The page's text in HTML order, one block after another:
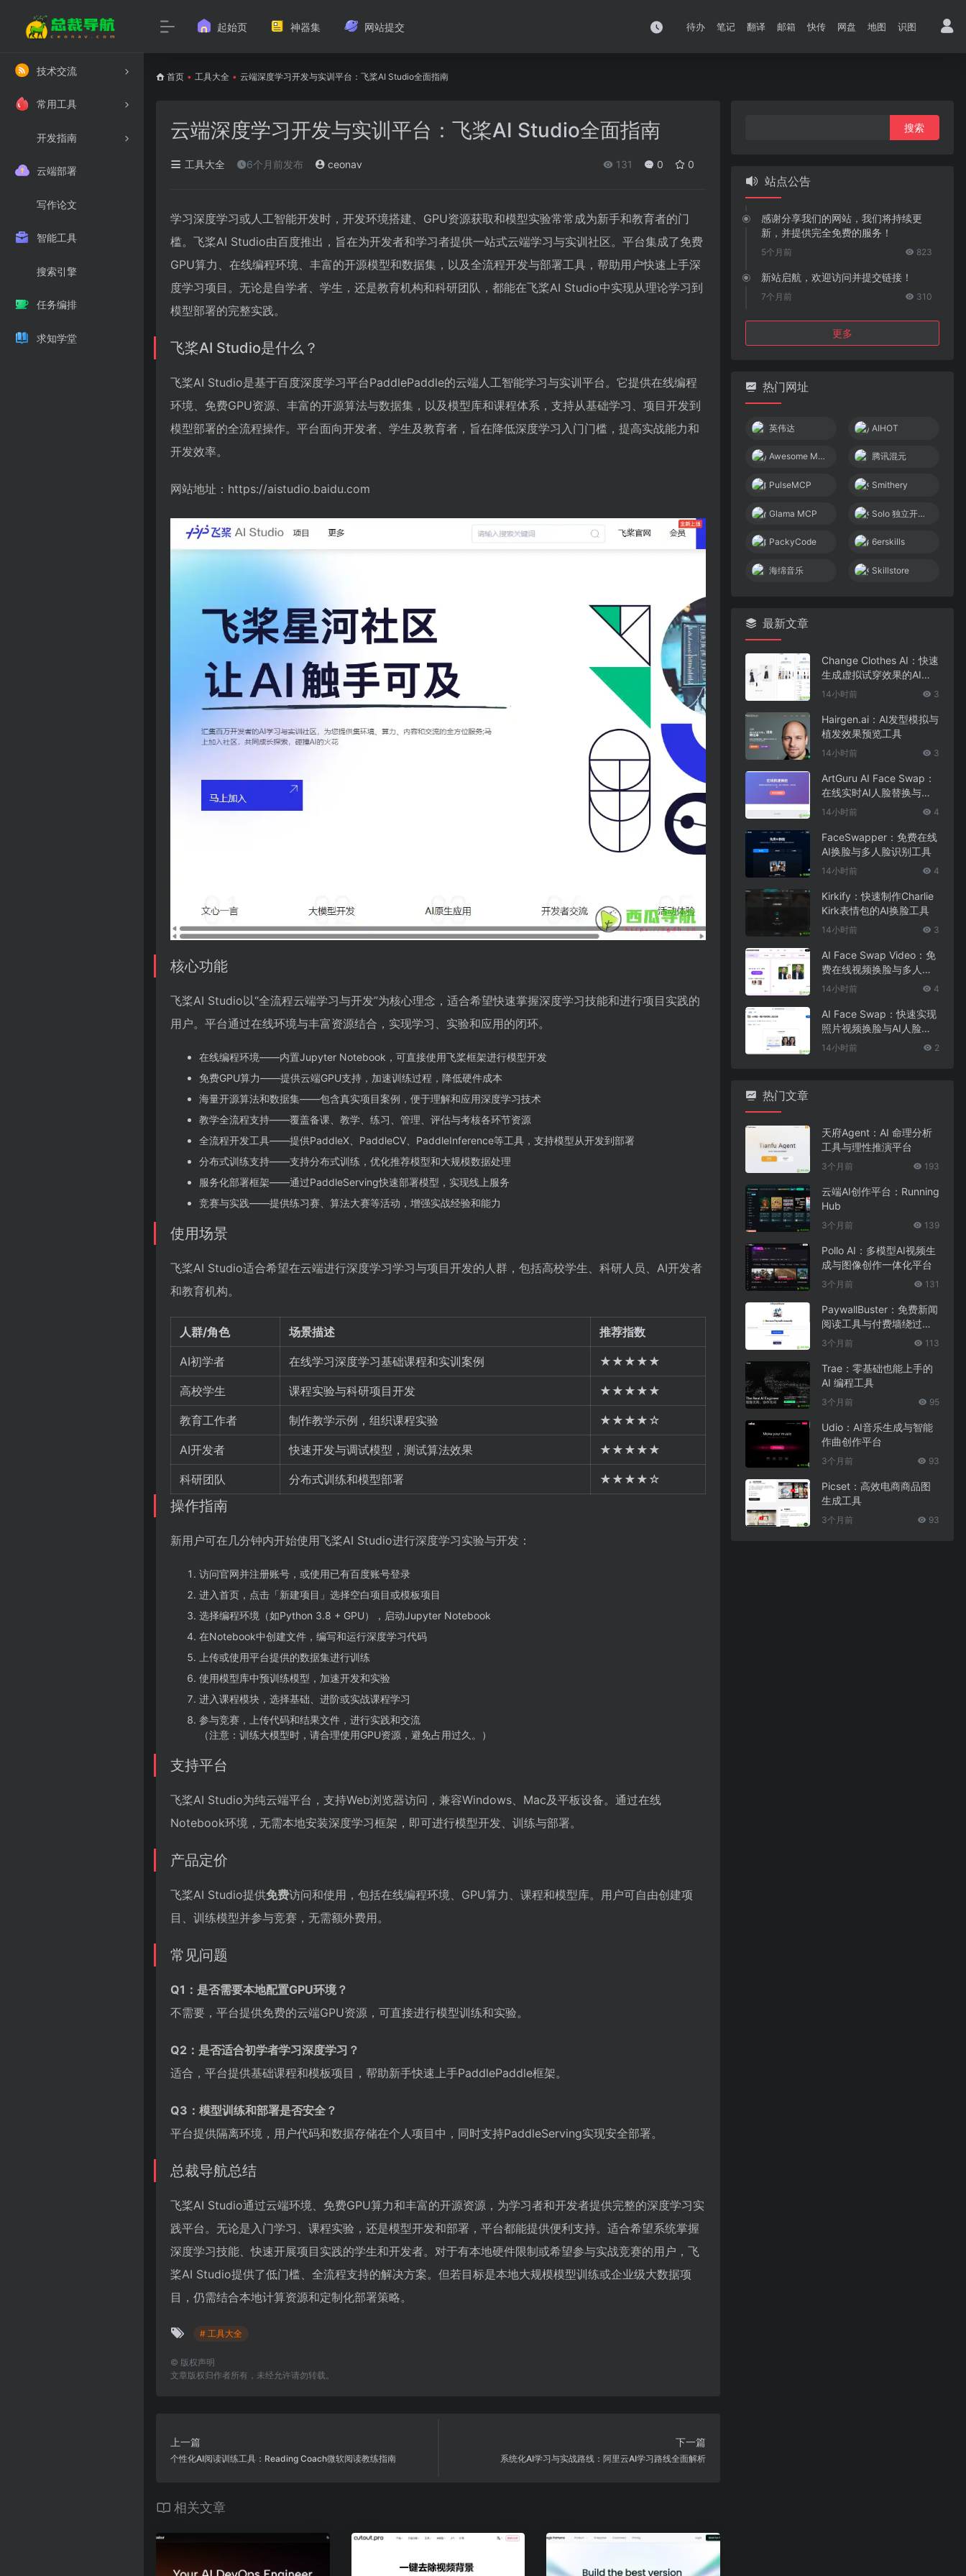
技术交流
常用工具
开发指南
云端部署
写作论文
智能工具
搜索引擎
任务编排
求知学堂
起始页 神器集 网站提交 待办 笔记 翻译 邮箱 快传 网盘 地图 识图
首页 • 工具大全 • 云端深度学习开发与实训平台：飞桨AI Studio全面指南
云端深度学习开发与实训平台：飞桨AI Studio全面指南
工具大全 6个月前发布 ceonav 131 0 0
学习深度学习或人工智能开发时，开发环境搭建、GPU资源获取和模型实验常常成为新手和教育者的门
槛。飞桨AI Studio由百度推出，旨在为开发者和学习者提供一站式云端学习与实训社区。平台集成了免费
GPU算力、在线编程环境、丰富的开源模型和数据集，以及全流程开发与部署工具，帮助用户快速上手深
度学习项目。无论是自学者、学生，还是教育机构和科研团队，都能在飞桨AI Studio中实现从理论学习到
模型部署的完整实践。
飞桨AI Studio是什么？
飞桨AI Studio是基于百度深度学习平台PaddlePaddle的云端人工智能学习与实训平台。它提供在线编程
环境、免费GPU资源、丰富的开源算法与数据集，以及模型库和课程体系，支持从基础学习、项目开发到
模型部署的全流程操作。平台面向开发者、学生及教育者，旨在降低深度学习入门门槛，提高实战能力和
开发效率。
网站地址：https://aistudio.baidu.com
核心功能
飞桨AI Studio以“全流程云端学习与开发”为核心理念，适合希望快速掌握深度学习技能和进行项目实践的
用户。平台通过在线环境与丰富资源结合，实现学习、实验和应用的闭环。
在线编程环境——内置Jupyter Notebook，可直接使用飞桨框架进行模型开发
免费GPU算力——提供云端GPU支持，加速训练过程，降低硬件成本
海量开源算法和数据集——包含真实项目案例，便于理解和应用深度学习技术
教学全流程支持——覆盖备课、教学、练习、管理、评估与考核各环节资源
全流程开发工具——提供PaddleX、PaddleCV、PaddleInference等工具，支持模型从开发到部署
分布式训练支持——支持分布式训练，优化推荐模型和大规模数据处理
服务化部署框架——通过PaddleServing快速部署模型，实现线上服务
竞赛与实践——提供练习赛、算法大赛等活动，增强实战经验和能力
使用场景
飞桨AI Studio适合希望在云端进行深度学习学习与项目开发的人群，包括高校学生、科研人员、AI开发者
和教育机构。
人群/角色 场景描述 推荐指数
AI初学者 在线学习深度学习基础课程和实训案例 ★★★★★
高校学生 课程实验与科研项目开发 ★★★★★
教育工作者 制作教学示例，组织课程实验 ★★★★☆
AI开发者 快速开发与调试模型，测试算法效果 ★★★★★
科研团队 分布式训练和模型部署 ★★★★☆
操作指南
新用户可在几分钟内开始使用飞桨AI Studio进行深度学习实验与开发：
访问官网并注册账号，或使用已有百度账号登录
进入首页，点击「新建项目」选择空白项目或模板项目
选择编程环境（如Python 3.8 + GPU），启动Jupyter Notebook
在Notebook中创建文件，编写和运行深度学习代码
上传或使用平台提供的数据集进行训练
使用模型库中预训练模型，加速开发和实验
进入课程模块，选择基础、进阶或实战课程学习
参与竞赛，上传代码和结果文件，进行实践和交流
（注意：训练大模型时，请合理使用GPU资源，避免占用过久。）
支持平台
飞桨AI Studio为纯云端平台，支持Web浏览器访问，兼容Windows、Mac及平板设备。通过在线
Notebook环境，无需本地安装深度学习框架，即可进行模型开发、训练与部署。
产品定价
飞桨AI Studio提供免费访问和使用，包括在线编程环境、GPU算力、课程和模型库。用户可自由创建项
目、训练模型并参与竞赛，无需额外费用。
常见问题
Q1：是否需要本地配置GPU环境？
不需要，平台提供免费的云端GPU资源，可直接进行模型训练和实验。
Q2：是否适合初学者学习深度学习？
适合，平台提供基础课程和模板项目，帮助新手快速上手PaddlePaddle框架。
Q3：模型训练和部署是否安全？
平台提供隔离环境，用户代码和数据存储在个人项目中，同时支持PaddleServing实现安全部署。
总裁导航总结
飞桨AI Studio通过云端环境、免费GPU算力和丰富的开源资源，为学习者和开发者提供完整的深度学习实
践平台。无论是入门学习、课程实验，还是模型开发和部署，平台都能提供便利支持。适合希望系统掌握
深度学习技能、快速开展项目实践的学生和开发者。对于有本地硬件限制或希望参与实战竞赛的用户，飞
桨AI Studio提供了低门槛、全流程支持的解决方案。但若目标是本地大规模模型训练或企业级大数据项
目，仍需结合本地计算资源和定制化部署策略。
# 工具大全
© 版权声明
文章版权归作者所有，未经允许请勿转载。
上一篇
个性化AI阅读训练工具：Reading Coach微软阅读教练指南
下一篇
系统化AI学习与实战路线：阿里云AI学习路线全面解析
相关文章
站点公告
感谢分享我们的网站，我们将持续更
新，并提供完全免费的服务！
5个月前 823
新站启航，欢迎访问并提交链接！
7个月前 310
更多
热门网址
英伟达 AIHOT
Awesome MCP Servers 腾讯混元
PulseMCP Smithery
Glama MCP Solo 独立开发者社区
PackyCode 6erskills
海绵音乐 Skillstore
最新文章
Change Clothes AI：快速
生成虚拟试穿效果的AI换
装工具
14小时前 3
Hairgen.ai：AI发型模拟与
植发效果预览工具
14小时前 3
ArtGuru AI Face Swap：
在线实时AI人脸替换与照
片编辑工具
14小时前 4
FaceSwapper：免费在线
AI换脸与多人脸识别工具
14小时前 4
Kirkify：快速制作Charlie
Kirk表情包的AI换脸工具
14小时前 3
AI Face Swap Video：免
费在线视频换脸与多人脸
替换工具
14小时前 4
AI Face Swap：快速实现
照片视频换脸与AI人脸替
换工具
14小时前 2
热门文章
天府Agent：AI 命理分析
工具与理性推演平台
3个月前 193
云端AI创作平台：Running
Hub
3个月前 139
Pollo AI：多模型AI视频生
成与图像创作一体化平台
3个月前 131
PaywallBuster：免费新闻
阅读工具与付费墙绕过助
手
3个月前 113
Trae：零基础也能上手的
AI 编程工具
3个月前 95
Udio：AI音乐生成与智能
作曲创作平台
3个月前 93
Picset：高效电商商品图
生成工具
3个月前 93